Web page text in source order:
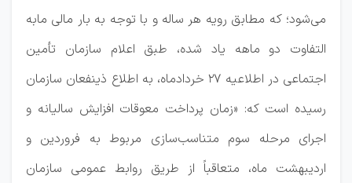
می‌شود؛ که مطابق رویه هر ساله و با توجه به بار مالی مابه
التفاوت دو ماهه یاد شده، طبق اعلام سازمان تأمین
اجتماعی در اطلاعیه 27 خردادماه، به اطلاع ذینفعان سازمان
رسیده است که: «زمان پرداخت معوقات افزایش سالیانه و
اجرای مرحله سوم متناسب‌سازی مربوط به فروردین و
اردیبهشت ماه، متعاقباً از طریق روابط عمومی سازمان